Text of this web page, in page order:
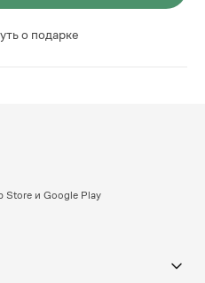
о подарке
Store и Google Play